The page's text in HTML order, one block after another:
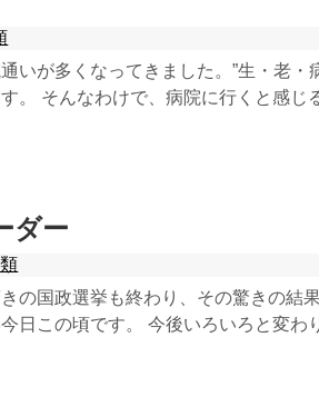
いが多くなってきました。”生・老・
。 そんなわけで、病院に行くと感じ
ダー
の国政選挙も終わり、その驚きの結
日この頃です。 今後いろいろと変わ